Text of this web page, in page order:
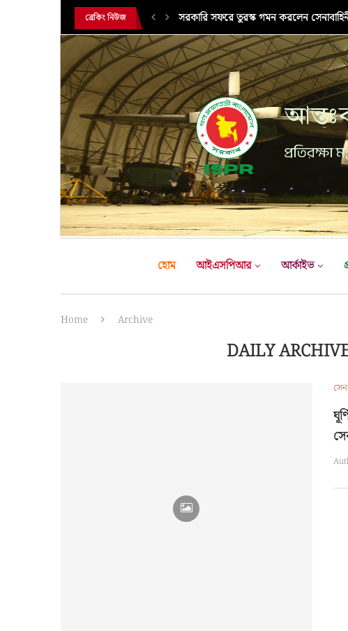
ব্রেকিং নিউজ এক্সারসাইজ টাইগার লাইটনিং-২০২৬ এর
প্রতিরক্ষা
হোম আইএসপিআর আর্কাইভ
Home Archive
DAILY